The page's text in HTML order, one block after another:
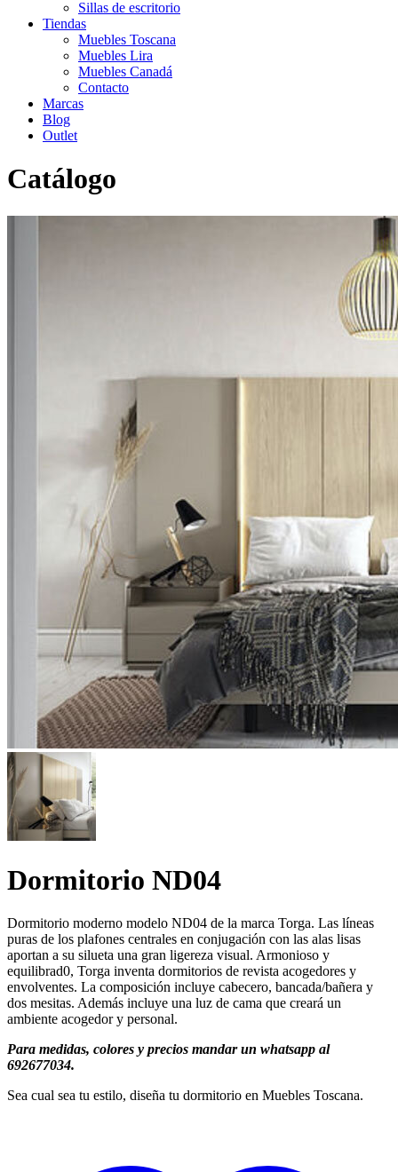
Sillas de escritorio
Tiendas
Muebles Toscana
Muebles Lira
Muebles Canadá
Contacto
Marcas
Blog
Outlet
Catálogo
Dormitorio ND04
Dormitorio moderno modelo ND04 de la marca Torga. Las líneas
puras de los plafones centrales en conjugación con las alas lisas
aportan a su silueta una gran ligereza visual. Armonioso y
equilibrad0, Torga inventa dormitorios de revista acogedores y
envolventes. La composición incluye cabecero, bancada/bañera y
dos mesitas. Además incluye una luz de cama que creará un
ambiente acogedor y personal.
Para medidas, colores y precios mandar un whatsapp al
692677034.
Sea cual sea tu estilo, diseña tu dormitorio en Muebles Toscana.